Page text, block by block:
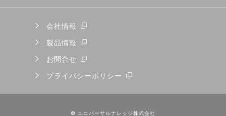
会社情報
製品情報
お問合せ
プライバシーポリシー
© ユニバーサルナレッジ株式会社